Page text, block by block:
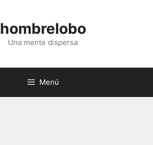
hombrelobo
Una mente dispersa
Menú